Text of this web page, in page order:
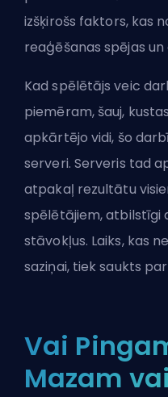
izšķirošs faktors, kas
reaģēšanas spējas un
Kad spēlētājs veic
piemēram, šauj,
apkārtējo vidi, šo
serveri. Serveris tad
atpakaļ rezultātu
spēlētājiem, atbilstīgi
stāvokļus. Laiks, kas
saziņai, tiek saukts
Vai
Mazam